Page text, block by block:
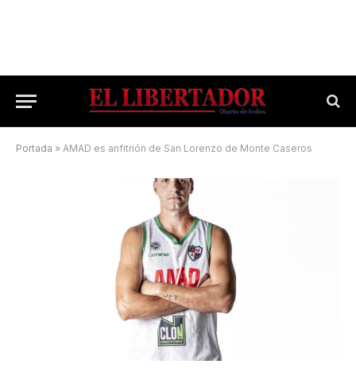
Portada » AMAD es anfitrión de San Lorenzo de Monte Caseros